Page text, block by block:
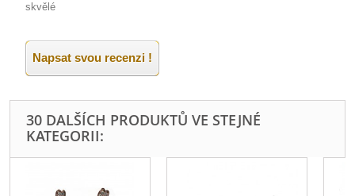
skvělé
Napsat svou recenzi !
30 DALŠÍCH PRODUKTŮ VE STEJNÉ
KATEGORII: